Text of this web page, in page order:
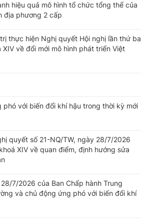
hiệu quả mô hình tổ chức tổng thể của
địa phương 2 cấp
thực hiện Nghị quyết Hội nghị lần thứ ba
về đổi mới mô hình phát triển Việt
với biến đổi khí hậu trong thời kỳ mới
quyết số 21-NQ/TW, ngày 28/7/2026
XIV về quan điểm, định hướng sửa
7/2026 của Ban Chấp hành Trung
và chủ động ứng phó với biến đổi khí